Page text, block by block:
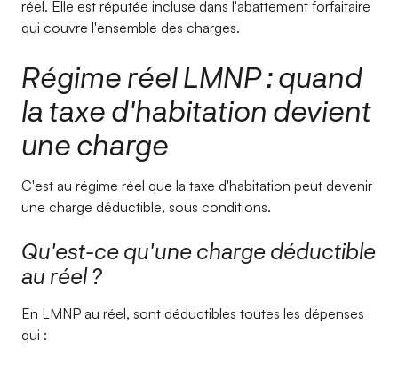
réel. Elle est réputée incluse dans l'abattement forfaitaire
qui couvre l'ensemble des charges.
Régime réel LMNP : quand
la taxe d'habitation devient
une charge
C'est au régime réel que la taxe d'habitation peut devenir
une charge déductible, sous conditions.
Qu'est-ce qu'une charge déductible
au réel ?
En LMNP au réel, sont déductibles toutes les dépenses
qui :